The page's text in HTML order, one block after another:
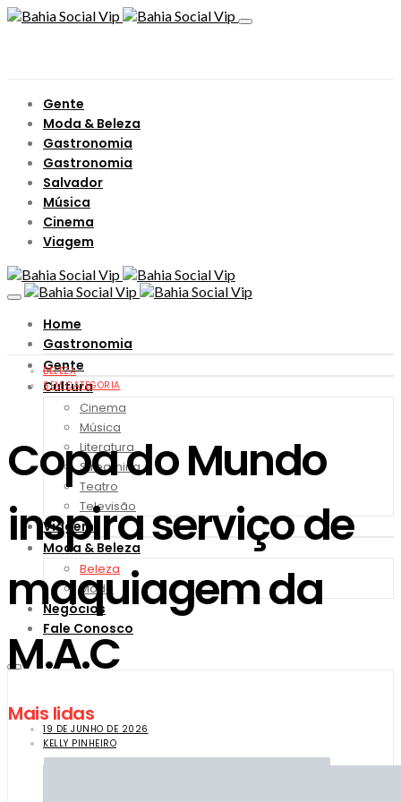
Gente
Moda & Beleza
Gastronomia
Gastronomia
Salvador
Música
Cinema
Viagem
Home
Gastronomia
Gente
Cultura
Cinema
Música
Literatura
Streaming
Teatro
Televisão
Viagem
Moda & Beleza
Beleza
Moda
Negócios
Fale Conosco
Mais lidas
BELEZA
SEM CATEGORIA
Copa do Mundo
inspira serviço de
maquiagem da
M.A.C
19 DE JUNHO DE 2026
KELLY PINHEIRO